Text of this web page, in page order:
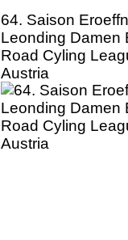
64. Saison
Leonding Damen
Road Cyling
Austria